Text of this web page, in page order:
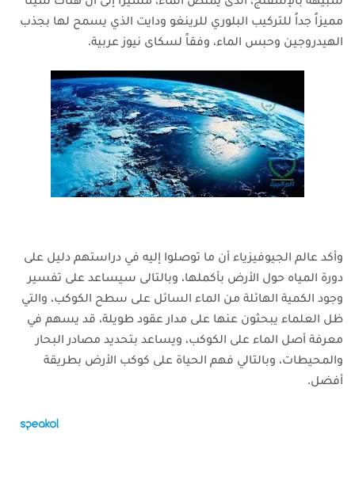
مميزاً جداً للتركيب البلوري للرينغو ودايت الذي يسمح لها بجذب
الهيدروجين وحبس الماء، وفقاً لسكاى نيوز عربية.
وأكد عالم الجيوفيزياء أن ما توصلوا إليه في دراستهم دليل على
دورة المياه حول الأرض بأكملها، وبالتالى سيساعد على تفسير
وجود الكمية الهائلة من الماء السائل على سطح الكوكب، والتي
ظل العلماء يبحثون عنها على مدار عقود طويلة، قد يسهم في
معرفة أصل الماء على الكوكب، ويساعد بتحديد مصادر البحار
والمحيطات، وبالتالي فهم الحياة على كوكب الأرض بطريقة
أفضل.